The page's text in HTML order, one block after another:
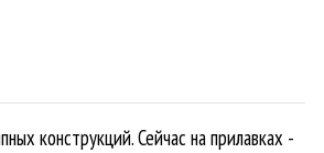
конструкций. Сейчас на прилавках -